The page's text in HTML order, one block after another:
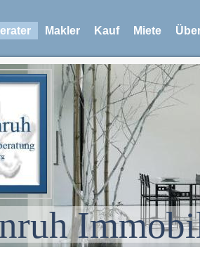
Makler Kauf Miete